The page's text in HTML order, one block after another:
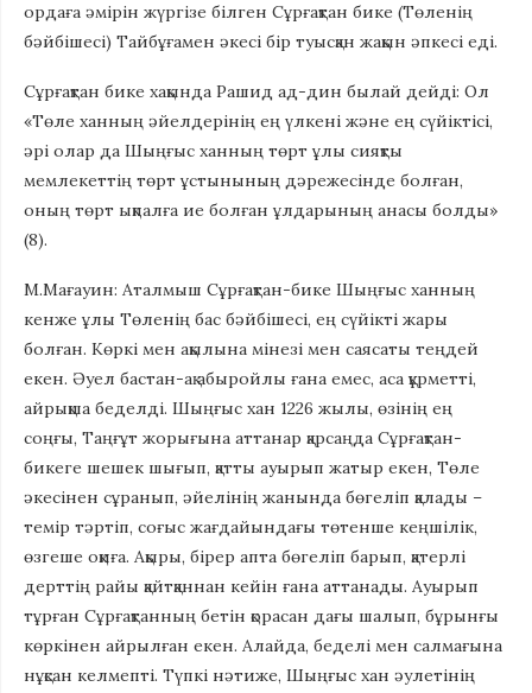
ордаға әмірін жүргізе білген Сұрғақтан бике (Төленің
бәйбішесі) Тайбұғамен әкесі бір туысқан жақын әпкесі еді.
Сұрғақтан бике хақында Рашид ад-дин былай дейді: Ол
«Төле ханның әйелдерінің ең үлкені және ең сүйіктісі,
әрі олар да Шыңғыс ханның төрт ұлы сияқты
мемлекеттің төрт ұстынының дәрежесінде болған,
оның төрт ықпалға ие болған ұлдарының анасы болды»
(8).
М.Мағауин: Аталмыш Сұрғақтан-бике Шыңғыс ханның
кенже ұлы Төленің бас бәйбішесі, ең сүйікті жары
болған. Көркі мен ақылына мінезі мен саясаты теңдей
екен. Әуел бастан-ақ абыройлы ғана емес, аса құрметті,
айрықша беделді. Шыңғыс хан 1226 жылы, өзінің ең
соңғы, Таңғұт жорығына аттанар қарсаңда Сұрғақтан-
бикеге шешек шығып, қатты ауырып жатыр екен, Төле
әкесінен сұранып, әйелінің жанында бөгеліп қалады –
темір тәртіп, соғыс жағдайындағы төтенше кеңшілік,
өзгеше оқиға. Ақыры, бірер апта бөгеліп барып, қатерлі
дерттің райы қайтқаннан кейін ғана аттанады. Ауырып
тұрған Сұрғақтанның бетін қорасан дағы шалып, бұрынғы
көркінен айрылған екен. Алайда, беделі мен салмағына
нұқсан келмепті. Түпкі нәтиже, Шыңғыс хан әулетінің